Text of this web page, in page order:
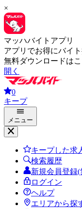
×
マッハバイトアプリ
アプリでお得にバイト
無料ダウンロードは
開く
0
キープ
メニュー
キープした求
検索履歴
新規会員登録(
ログイン
ヘルプ
エリアから探